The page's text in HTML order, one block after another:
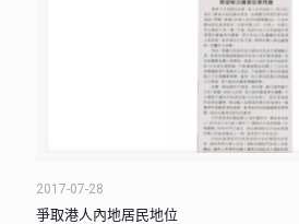
2017-07-28
爭取港人內地居民地位